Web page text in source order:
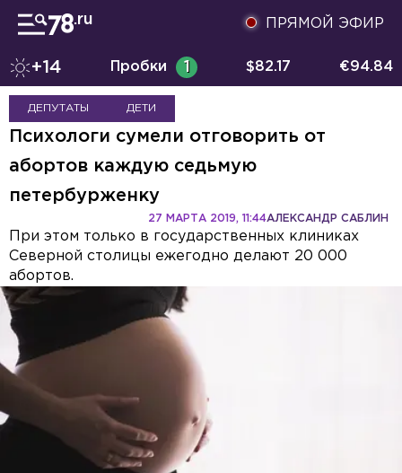
ПРЯМОЙ ЭФИР
+14 Пробки 1 $82.17 €94.84
ДЕПУТАТЫ ДЕТИ
Психологи сумели отговорить от
абортов каждую седьмую
петербурженку
АЛЕКСАНДР САБЛИН
27 МАРТА 2019, 11:44
При этом только в государственных клиниках
Северной столицы ежегодно делают 20 000
абортов.